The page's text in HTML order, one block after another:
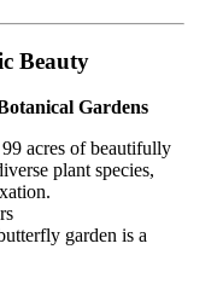
Beauty
Gardens
acres of beautifully
plant species,
garden is a